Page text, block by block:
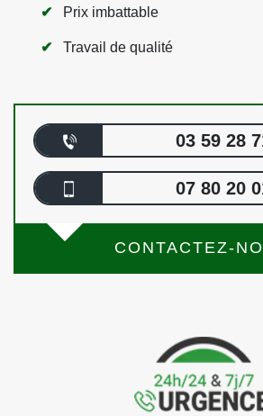
Prix imbattable
Travail de qualité
03 59 28
07 80 20
CONTACTEZ-